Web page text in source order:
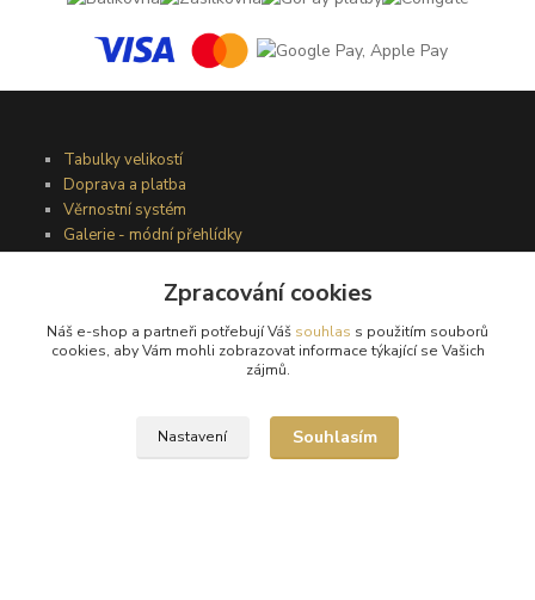
Tabulky velikostí
Doprava a platba
Věrnostní systém
Galerie - módní přehlídky
Obchodní podmínky
Zpracování cookies
Náš e-shop a partneři potřebují Váš souhlas s použitím souborů
cookies, aby Vám mohli zobrazovat informace týkající se Vašich
zájmů.
Nastavení Souhlasím